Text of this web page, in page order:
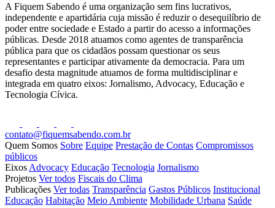
A Fiquem Sabendo é uma organização sem fins lucrativos,
independente e apartidária cuja missão é reduzir o desequilíbrio de
poder entre sociedade e Estado a partir do acesso a informações
públicas. Desde 2018 atuamos como agentes de transparência
pública para que os cidadãos possam questionar os seus
representantes e participar ativamente da democracia. Para um
desafio desta magnitude atuamos de forma multidisciplinar e
integrada em quatro eixos: Jornalismo, Advocacy, Educação e
Tecnologia Cívica.
contato@fiquemsabendo.com.br
Quem Somos Sobre Equipe Prestação de Contas Compromissos
públicos
Eixos Advocacy Educação Tecnologia Jornalismo
Projetos Ver todos Fiscais do Clima
Publicações Ver todas Transparência Gastos Públicos Institucional
Educação Habitação Meio Ambiente Mobilidade Urbana Saúde